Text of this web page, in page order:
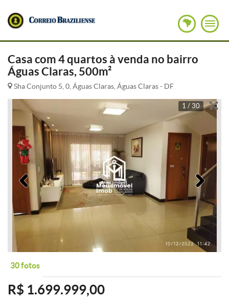
Casa com 4 quartos à venda no bairro
Águas Claras, 500m²
Sha Conjunto 5, 0, Águas Claras, Águas Claras - DF
1 / 30
Anterior
30 fotos
R$ 1.699.999,00